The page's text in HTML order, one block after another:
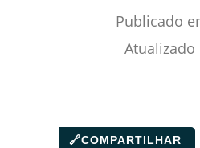
Publicado
Atualizado
🔗COMPARTILHAR